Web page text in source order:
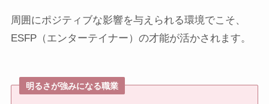
周囲にポジティブな影響を与えられる環境でこそ、
ESFP（エンターテイナー）の才能が活かされます。
明るさが強みになる職業